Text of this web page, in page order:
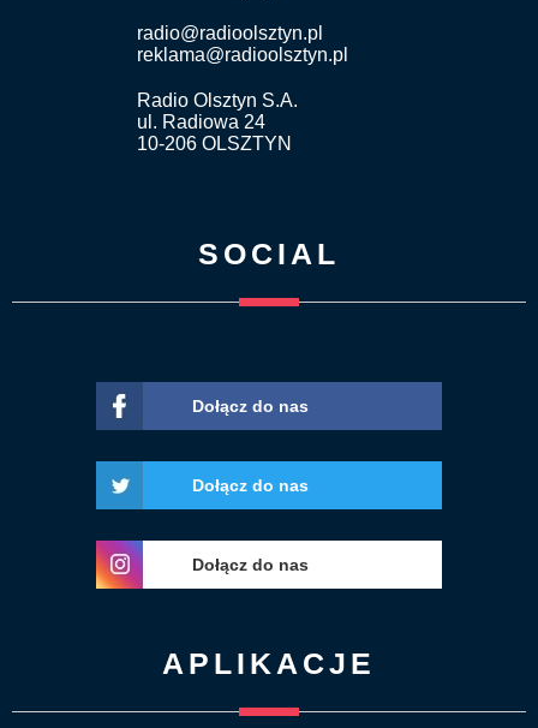
radio@radioolsztyn.pl
reklama@radioolsztyn.pl
Radio Olsztyn S.A.
ul. Radiowa 24
10-206 OLSZTYN
SOCIAL
Dołącz do nas
Dołącz do nas
Dołącz do nas
APLIKACJE